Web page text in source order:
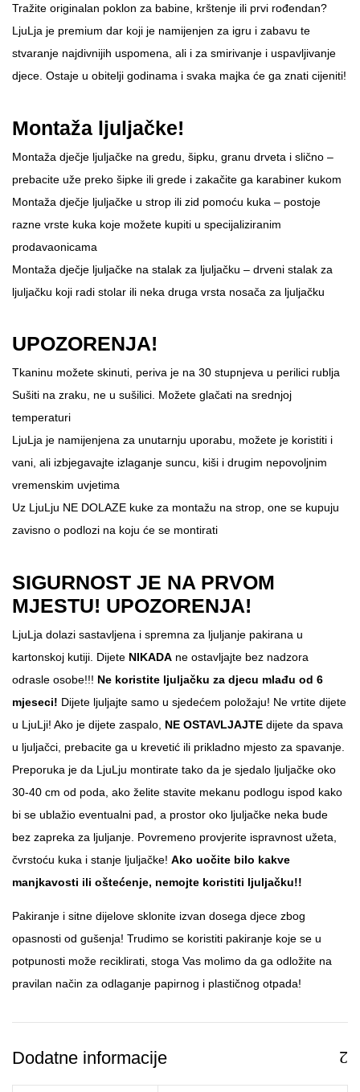
Tražite originalan poklon za babine, krštenje ili prvi rođendan?
LjuLja je premium dar koji je namijenjen za igru i zabavu te
stvaranje najdivnijih uspomena, ali i za smirivanje i uspavljivanje
djece. Ostaje u obitelji godinama i svaka majka će ga znati cijeniti!
Montaža ljuljačke!
Montaža dječje ljuljačke na gredu, šipku, granu drveta i slično –
prebacite uže preko šipke ili grede i zakačite ga karabiner kukom
Montaža dječje ljuljačke u strop ili zid pomoću kuka – postoje
razne vrste kuka koje možete kupiti u specijaliziranim
prodavaonicama
Montaža dječje ljuljačke na stalak za ljuljačku – drveni stalak za
ljuljačku koji radi stolar ili neka druga vrsta nosača za ljuljačku
UPOZORENJA!
Tkaninu možete skinuti, periva je na 30 stupnjeva u perilici rublja
Sušiti na zraku, ne u sušilici. Možete glačati na srednjoj
temperaturi
LjuLja je namijenjena za unutarnju uporabu, možete je koristiti i
vani, ali izbjegavajte izlaganje suncu, kiši i drugim nepovoljnim
vremenskim uvjetima
Uz LjuLju NE DOLAZE kuke za montažu na strop, one se kupuju
zavisno o podlozi na koju će se montirati
SIGURNOST JE NA PRVOM
MJESTU! UPOZORENJA!
LjuLja dolazi sastavljena i spremna za ljuljanje pakirana u
kartonskoj kutiji. Dijete NIKADA ne ostavljajte bez nadzora
odrasle osobe!!! Ne koristite ljuljačku za djecu mlađu od 6
mjeseci! Dijete ljuljajte samo u sjedećem položaju! Ne vrtite dijete
u LjuLji! Ako je dijete zaspalo, NE OSTAVLJAJTE dijete da spava
u ljuljačci, prebacite ga u krevetić ili prikladno mjesto za spavanje.
Preporuka je da LjuLju montirate tako da je sjedalo ljuljačke oko
30-40 cm od poda, ako želite stavite mekanu podlogu ispod kako
bi se ublažio eventualni pad, a prostor oko ljuljačke neka bude
bez zapreka za ljuljanje. Povremeno provjerite ispravnost užeta,
čvrstoću kuka i stanje ljuljačke! Ako uočite bilo kakve
manjkavosti ili oštećenje, nemojte koristiti ljuljačku!!
Pakiranje i sitne dijelove sklonite izvan dosega djece zbog
opasnosti od gušenja! Trudimo se koristiti pakiranje koje se u
potpunosti može reciklirati, stoga Vas molimo da ga odložite na
pravilan način za odlaganje papirnog i plastičnog otpada!
Dodatne informacije